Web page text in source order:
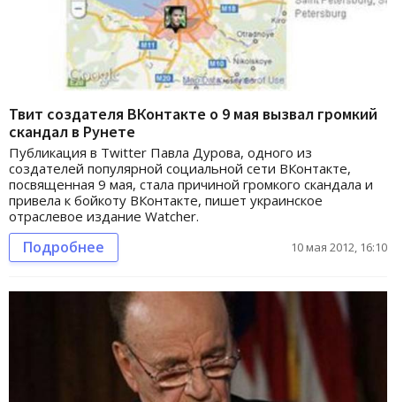
Твит создателя ВКонтакте о 9 мая вызвал громкий
скандал в Рунете
Публикация в Twitter Павла Дурова, одного из
создателей популярной социальной сети ВКонтакте,
посвященная 9 мая, стала причиной громкого скандала и
привела к бойкоту ВКонтакте, пишет украинское
отраслевое издание Watcher.
Подробнее 10 мая 2012, 16:10